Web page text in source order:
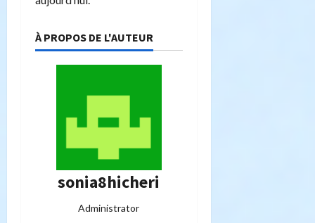
À PROPOS DE L'AUTEUR
sonia8hicheri
Administrator